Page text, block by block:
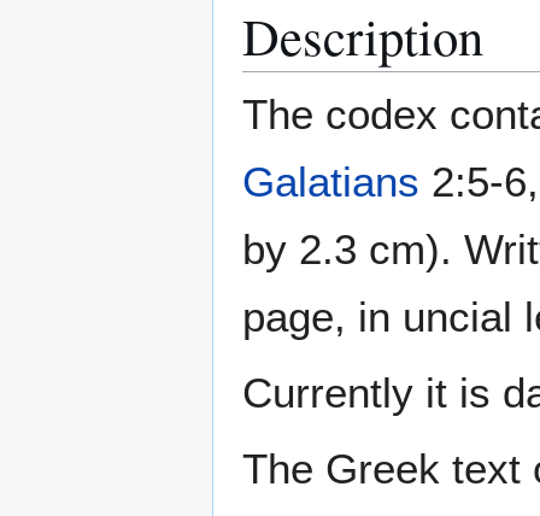
Description
The codex
Galatians 2:5-
by 2.3 cm).
page, in uncial
Currently it is
The Greek